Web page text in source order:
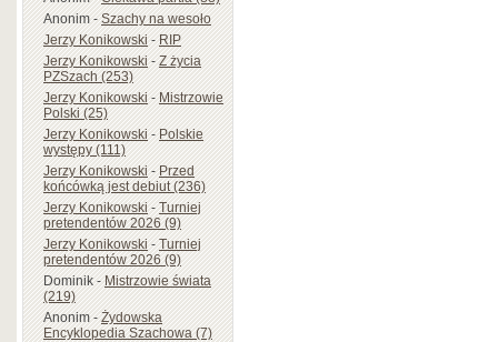
Anonim-Szachy na wesoło
Jerzy Konikowski-RIP
Jerzy Konikowski-Z życia
PZSzach (253)
Jerzy Konikowski-Mistrzowie
Polski (25)
Jerzy Konikowski-Polskie
występy (111)
Jerzy Konikowski-Przed
końcówką jest debiut (236)
Jerzy Konikowski-Turniej
pretendentów 2026 (9)
Jerzy Konikowski-Turniej
pretendentów 2026 (9)
Dominik-Mistrzowie świata
(219)
Anonim-Żydowska
Encyklopedia Szachowa (7)